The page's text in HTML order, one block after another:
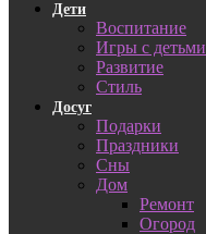
Дети
Воспитание
Игры с детьми
Развитие
Стиль
Досуг
Подарки
Праздники
Сны
Дом
Ремонт
Огород